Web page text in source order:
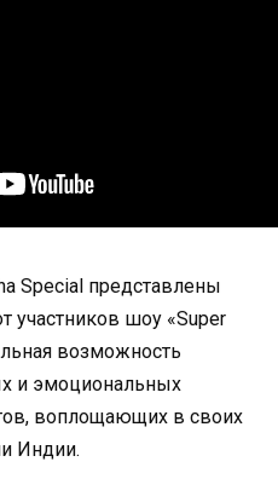
Special представлены
участников шоу «Super
возможность
и эмоциональных
воплощающих в своих
Индии.